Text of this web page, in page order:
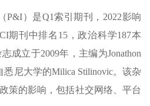
（P&I）是Q1索引期刊，2022影响
期刊中排名15，政治科学187本
成立于2009年，主编为Jonathon
悉尼大学的Milica Stilinovic。该杂
策的影响，包括社交网络、平台